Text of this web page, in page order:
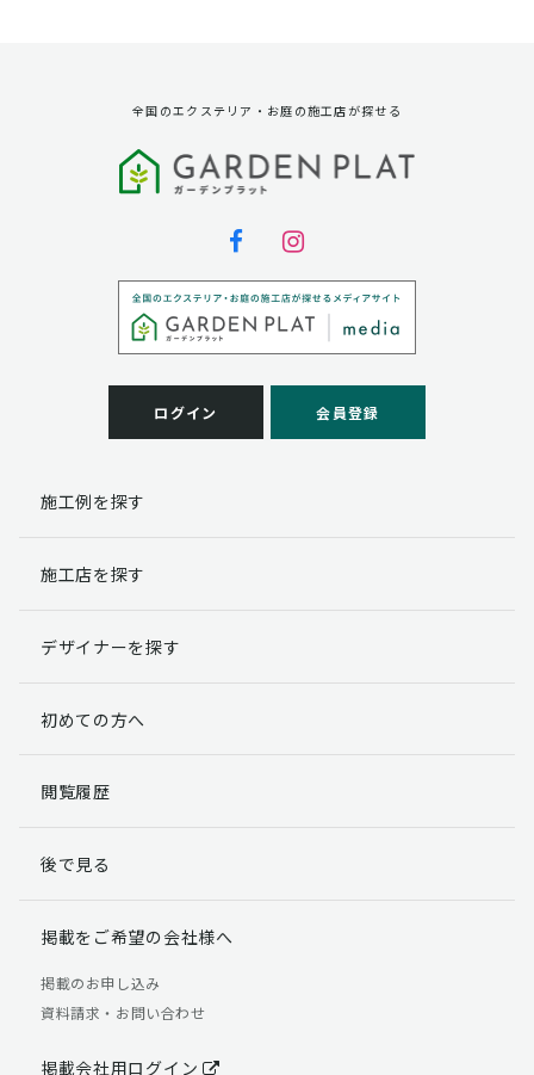
第三者への提供
弊社は法律で定められている場合を除いて、お客様の個
個人情報の取扱い業務の委託
弊社は事業運営上、お客様により良いサービスを提供す
るために業務の一部を外部に委託しており、業務委託先
客様には、貴殿の個人情報の利用目的の通知、開示、訂
理・機密保持などによりお客様の個人情報の漏洩防止に
個人情報提出の任意性
す。
らかじめご了承ください。
個人情報の開示請求について
る権利があります。
「個人情報の取り扱いについて」
【お問合せ先】 個人情報問合せ窓口
TEL：03-5411-7891（平日9:00 ～ 18:00）
全国のエクステリア・お庭の施工店が探せる
ログイン 会員登録
施工例を探す
施工店を探す
デザイナーを探す
初めての方へ
閲覧履歴
後で見る
掲載をご希望の会社様へ
掲載のお申し込み
資料請求・お問い合わせ
掲載会社用ログイン